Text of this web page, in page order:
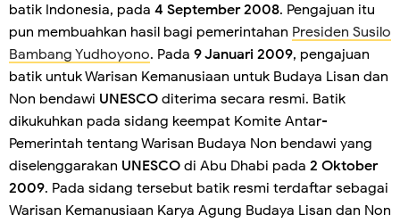
batik Indonesia, pada 4 September 2008. Pengajuan itu
pun membuahkan hasil bagi pemerintahan Presiden Susilo
Bambang Yudhoyono. Pada 9 Januari 2009, pengajuan
batik untuk Warisan Kemanusiaan untuk Budaya Lisan dan
Non bendawi UNESCO diterima secara resmi. Batik
dikukuhkan pada sidang keempat Komite Antar-
Pemerintah tentang Warisan Budaya Non bendawi yang
diselenggarakan UNESCO di Abu Dhabi pada 2 Oktober
2009. Pada sidang tersebut batik resmi terdaftar sebagai
Warisan Kemanusiaan Karya Agung Budaya Lisan dan Non